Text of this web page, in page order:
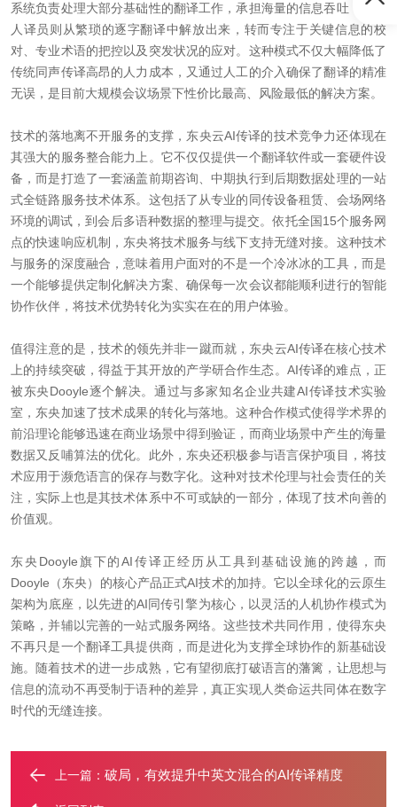
系统负责处理大部分基础性的翻译工作，承担海量的信息吞吐；而真
人译员则从繁琐的逐字翻译中解放出来，转而专注于关键信息的校
对、专业术语的把控以及突发状况的应对。这种模式不仅大幅降低了
传统同声传译高昂的人力成本，又通过人工的介入确保了翻译的精准
无误，是目前大规模会议场景下性价比最高、风险最低的解决方案。
技术的落地离不开服务的支撑，东央云AI传译的技术竞争力还体现在
其强大的服务整合能力上。它不仅仅提供一个翻译软件或一套硬件设
备，而是打造了一套涵盖前期咨询、中期执行到后期数据处理的一站
式全链路服务技术体系。这包括了从专业的同传设备租赁、会场网络
环境的调试，到会后多语种数据的整理与提交。依托全国15个服务网
点的快速响应机制，东央将技术服务与线下支持无缝对接。这种技术
与服务的深度融合，意味着用户面对的不是一个冷冰冰的工具，而是
一个能够提供定制化解决方案、确保每一次会议都能顺利进行的智能
协作伙伴，将技术优势转化为实实在在的用户体验。
值得注意的是，技术的领先并非一蹴而就，东央云AI传译在核心技术
上的持续突破，得益于其开放的产学研合作生态。AI传译的难点，正
被东央Dooyle逐个解决。通过与多家知名企业共建AI传译技术实验
室，东央加速了技术成果的转化与落地。这种合作模式使得学术界的
前沿理论能够迅速在商业场景中得到验证，而商业场景中产生的海量
数据又反哺算法的优化。此外，东央还积极参与语言保护项目，将技
术应用于濒危语言的保存与数字化。这种对技术伦理与社会责任的关
注，实际上也是其技术体系中不可或缺的一部分，体现了技术向善的
价值观。
东央Dooyle旗下的AI传译正经历从工具到基础设施的跨越，而
Dooyle（东央）的核心产品正式AI技术的加持。它以全球化的云原生
架构为底座，以先进的AI同传引擎为核心，以灵活的人机协作模式为
策略，并辅以完善的一站式服务网络。这些技术共同作用，使得东央
不再只是一个翻译工具提供商，而是进化为支撑全球协作的新基础设
施。随着技术的进一步成熟，它有望彻底打破语言的藩篱，让思想与
信息的流动不再受制于语种的差异，真正实现人类命运共同体在数字
时代的无缝连接。
上一篇： 破局，有效提升中英文混合的AI传译精度